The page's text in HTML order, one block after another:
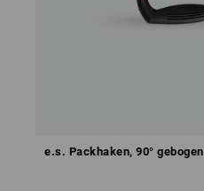
e.s. Packhaken, 90° gebogen